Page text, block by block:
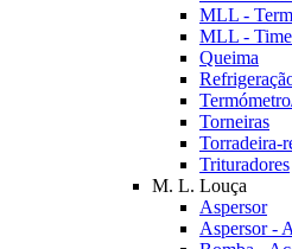
MLL -
MLL -
Queima
Torneiras
Torradeira-
Trituradores
M. L. Louça
Aspersor
Aspersor -